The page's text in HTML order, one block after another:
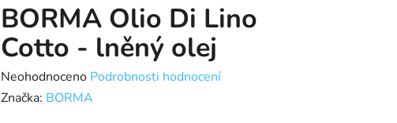
BORMA Olio Di Lino
Cotto - lněný olej
Průměrné
hodnocení
Neohodnoceno Podrobnosti hodnocení
Značka: BORMA